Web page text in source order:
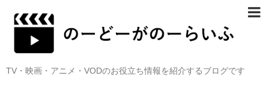
TV・映画・アニメ・VODのお役立ち情報を紹介するブログです